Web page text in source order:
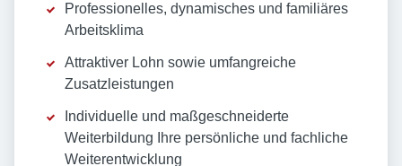
Professionelles, dynamisches und familiäres
Arbeitsklima
Attraktiver Lohn sowie umfangreiche
Zusatzleistungen
Individuelle und maßgeschneiderte
Weiterbildung Ihre persönliche und fachliche
Weiterentwicklung